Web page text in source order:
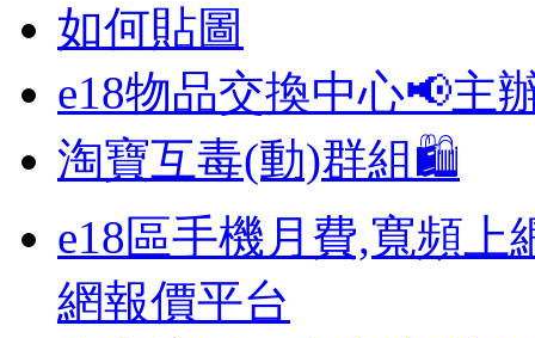
如何貼圖
e18物品交換中心📢主
淘寶互毒(動)群組🛍️
e18區手機月費,寬頻上
網報價平台